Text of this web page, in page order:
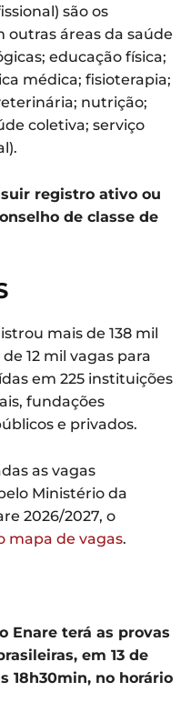
são os
outras áreas da saúde
educação física;
médica; fisioterapia;
nutrição;
coletiva; serviço
registro ativo ou
de classe de
mais de 138 mil
12 mil vagas para
em 225 instituições
fundações
e privados.
as vagas
Ministério da
2026/2027, o
mapa de vagas.
Enare terá as provas
em 13 de
18h30min, no horário